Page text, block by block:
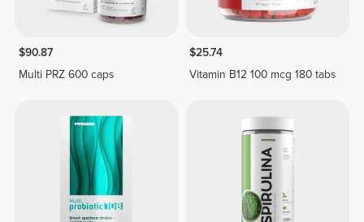
$90.87
Multi PRZ 600 caps
$25.74
Vitamin B12 100 mcg 180 tabs